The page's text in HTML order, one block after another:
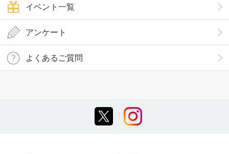
イベント一覧
アンケート
よくあるご質問